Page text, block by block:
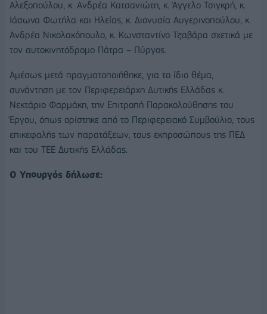
Αλεξοπούλου, κ. Ανδρέα Κατσανιώτη, κ. Άγγελο Τσιγκρή, κ.
Ιάσωνα Φωτήλα και Ηλείας, κ. Διονυσία Αυγερινοπούλου, κ.
Ανδρέα Νικολακόπουλο, κ. Κωνσταντίνο Τζαβάρα σχετικά με
τον αυτοκινητόδρομο Πάτρα – Πύργος.
Αμέσως μετά πραγματοποιήθηκε, για το ίδιο θέμα,
συνάντηση με τον Περιφερειάρχη Δυτικής Ελλάδας κ.
Νεκτάριο Φαρμάκη, την Επιτροπή Παρακολούθησης του
Έργου, όπως ορίστηκε από το Περιφερειακό Συμβούλιο, τους
επικεφαλής των παρατάξεων, τους εκπροσώπους της ΠΕΔ
και του ΤΕΕ Δυτικής Ελλάδας.
Ο Υπουργός δήλωσε: